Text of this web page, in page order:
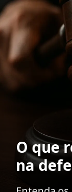
O que
na